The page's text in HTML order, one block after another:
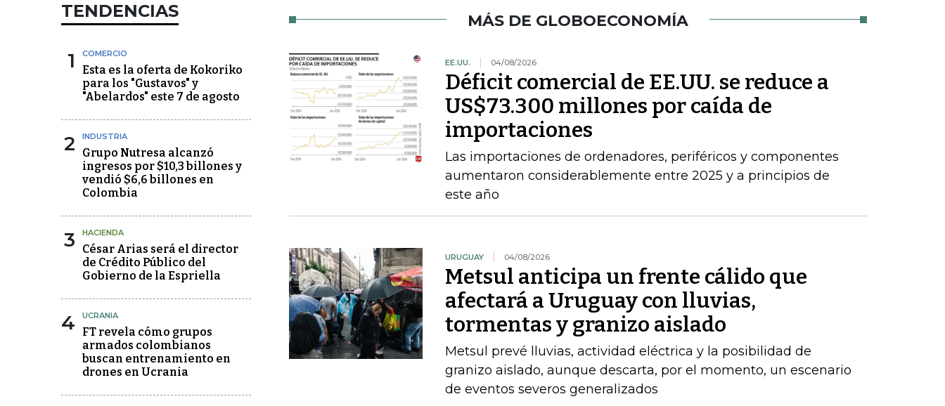
TENDENCIAS
1 COMERCIO
Esta es la oferta de Kokoriko
para los "Gustavos" y
"Abelardos" este 7 de agosto
2 INDUSTRIA
Grupo Nutresa alcanzó
ingresos por $10,3 billones y
vendió $6,6 billones en
Colombia
3 HACIENDA
César Arias será el director
de Crédito Público del
Gobierno de la Espriella
4 UCRANIA
FT revela cómo grupos
armados colombianos
buscan entrenamiento en
drones en Ucrania
MÁS DE GLOBOECONOMÍA
EE.UU. 04/08/2026
Déficit comercial de EE.UU. se reduce a
US$73.300 millones por caída de
importaciones
Las importaciones de ordenadores, periféricos y componentes
aumentaron considerablemente entre 2025 y a principios de
este año
URUGUAY 04/08/2026
Metsul anticipa un frente cálido que
afectará a Uruguay con lluvias,
tormentas y granizo aislado
Metsul prevé lluvias, actividad eléctrica y la posibilidad de
granizo aislado, aunque descarta, por el momento, un escenario
de eventos severos generalizados